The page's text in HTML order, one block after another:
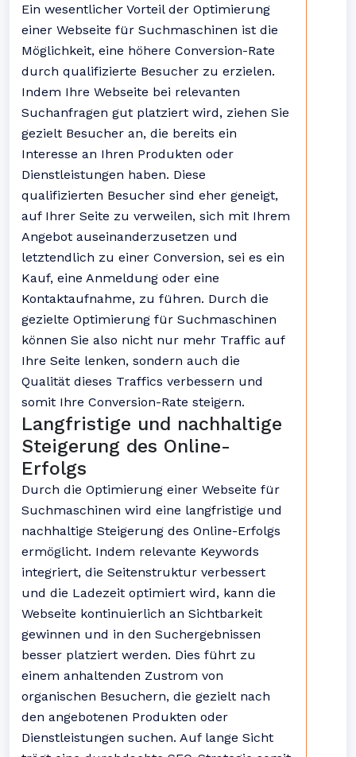
Ein wesentlicher Vorteil der Optimierung
einer Webseite für Suchmaschinen ist die
Möglichkeit, eine höhere Conversion-Rate
durch qualifizierte Besucher zu erzielen.
Indem Ihre Webseite bei relevanten
Suchanfragen gut platziert wird, ziehen Sie
gezielt Besucher an, die bereits ein
Interesse an Ihren Produkten oder
Dienstleistungen haben. Diese
qualifizierten Besucher sind eher geneigt,
auf Ihrer Seite zu verweilen, sich mit Ihrem
Angebot auseinanderzusetzen und
letztendlich zu einer Conversion, sei es ein
Kauf, eine Anmeldung oder eine
Kontaktaufnahme, zu führen. Durch die
gezielte Optimierung für Suchmaschinen
können Sie also nicht nur mehr Traffic auf
Ihre Seite lenken, sondern auch die
Qualität dieses Traffics verbessern und
somit Ihre Conversion-Rate steigern.
Langfristige und nachhaltige
Steigerung des Online-
Erfolgs
Durch die Optimierung einer Webseite für
Suchmaschinen wird eine langfristige und
nachhaltige Steigerung des Online-Erfolgs
ermöglicht. Indem relevante Keywords
integriert, die Seitenstruktur verbessert
und die Ladezeit optimiert wird, kann die
Webseite kontinuierlich an Sichtbarkeit
gewinnen und in den Suchergebnissen
besser platziert werden. Dies führt zu
einem anhaltenden Zustrom von
organischen Besuchern, die gezielt nach
den angebotenen Produkten oder
Dienstleistungen suchen. Auf lange Sicht